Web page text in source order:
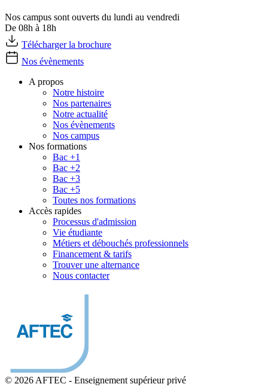
Nos campus sont ouverts du lundi au vendredi
De 08h à 18h
Télécharger la brochure
Nos évènements
A propos
Notre histoire
Nos partenaires
Notre actualité
Nos évènements
Nos campus
Nos formations
Bac +1
Bac +2
Bac +3
Bac +5
Toutes nos formations
Accès rapides
Processus d'admission
Vie étudiante
Métiers et débouchés professionnels
Financement & tarifs
Trouver une alternance
Nous contacter
© 2026 AFTEC - Enseignement supérieur privé